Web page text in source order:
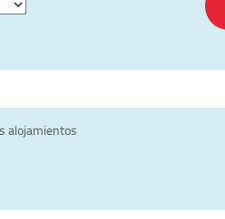
alojamientos